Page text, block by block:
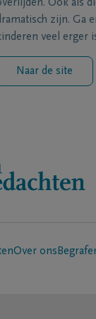
Ook als
zijn. Ga
veel erger
Naar de site
Over ons